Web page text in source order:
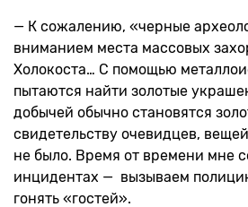
— К сожалению, «черные
вниманием места массовых
Холокоста… С помощью
пытаются найти золотые
добычей обычно становятся
свидетельству очевидцев,
не было. Время от времени мне
инцидентах — вызываем
гонять «гостей».